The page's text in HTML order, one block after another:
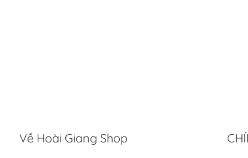
Về Hoài Giang Shop